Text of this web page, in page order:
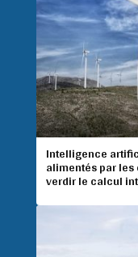
Intelligence
alimentés par
verdir le calcul